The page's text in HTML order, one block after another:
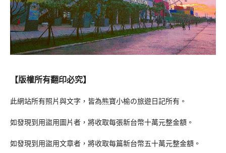
【版權所有翻印必究】
此網站所有照片與文字，皆為熊寶小榆の旅遊日記所有。
如發現到用盜用圖片者，將收取每張新台幣十萬元整金額。
如發現到用盜用文章者，將收取每篇新台幣五十萬元整金額。